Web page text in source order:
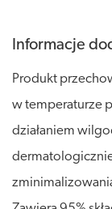
Informacje
Produkt
w temperaturze
działaniem